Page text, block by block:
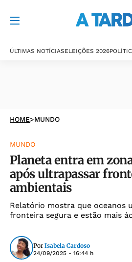
ÚLTIMAS NOTÍCIASELEIÇÕES 2026
HOME>MUNDO
MUNDO
Planeta entra em
após ultrapassar
ambientais
Relatório mostra que oceanos
fronteira segura e estão mais
Por Isabela Cardoso
24/09/2025 - 16:44 h